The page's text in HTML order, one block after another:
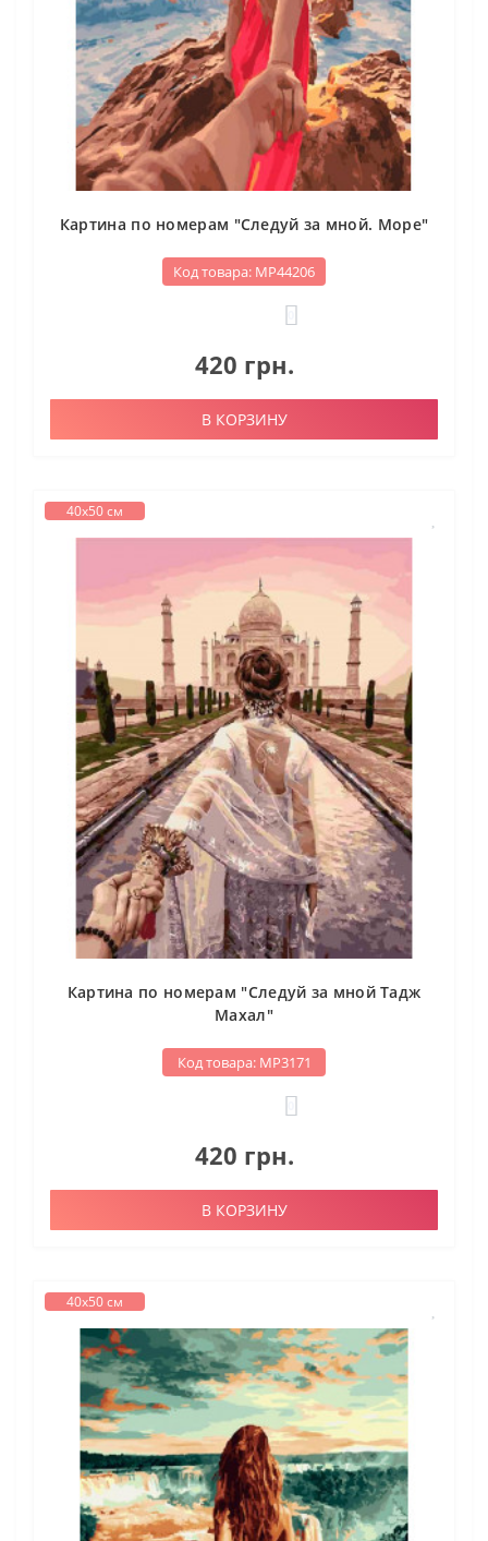
Картина по номерам "Следуй за мной. Море"
Код товара: МР44206
420 грн.
В КОРЗИНУ
40х50 см
Картина по номерам "Следуй за мной Тадж
Махал"
Код товара: МР3171
420 грн.
В КОРЗИНУ
40х50 см